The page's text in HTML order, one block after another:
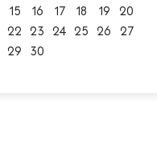
15 16 17 18 19
20
22 23 24 25 26
27
29 30